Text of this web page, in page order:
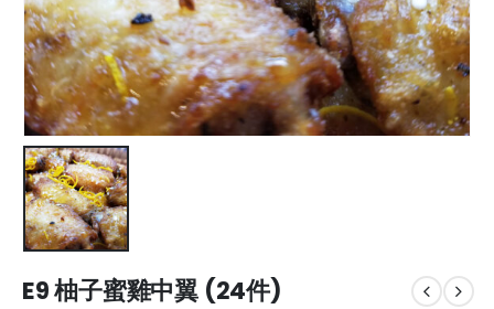
E9 柚子蜜雞中翼 (24件)